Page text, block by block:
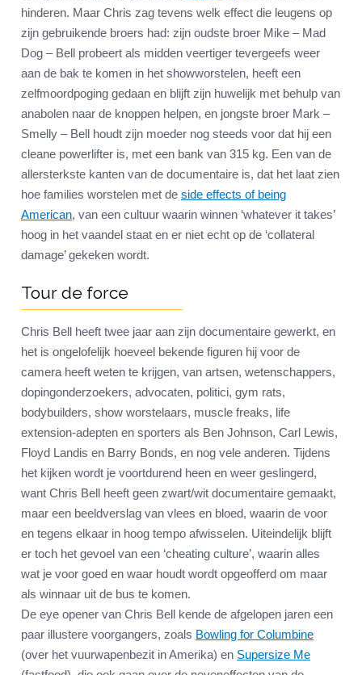
hinderen. Maar Chris zag tevens welk effect die leugens op
zijn gebruikende broers had: zijn oudste broer Mike – Mad
Dog – Bell probeert als midden veertiger tevergeefs weer
aan de bak te komen in het showworstelen, heeft een
zelfmoordpoging gedaan en blijft zijn huwelijk met behulp van
anabolen naar de knoppen helpen, en jongste broer Mark –
Smelly – Bell houdt zijn moeder nog steeds voor dat hij een
cleane powerlifter is, met een bank van 315 kg. Een van de
allersterkste kanten van de documentaire is, dat het laat zien
hoe families worstelen met de side effects of being
American, van een cultuur waarin winnen ‘whatever it takes’
hoog in het vaandel staat en er niet echt op de ‘collateral
damage’ gekeken wordt.
Tour de force
Chris Bell heeft twee jaar aan zijn documentaire gewerkt, en
het is ongelofelijk hoeveel bekende figuren hij voor de
camera heeft weten te krijgen, van artsen, wetenschappers,
dopingonderzoekers, advocaten, politici, gym rats,
bodybuilders, show worstelaars, muscle freaks, life
extension-adepten en sporters als Ben Johnson, Carl Lewis,
Floyd Landis en Barry Bonds, en nog vele anderen. Tijdens
het kijken wordt je voortdurend heen en weer geslingerd,
want Chris Bell heeft geen zwart/wit documentaire gemaakt,
maar een beeldverslag van vlees en bloed, waarin de voor
en tegens elkaar in hoog tempo afwisselen. Uiteindelijk blijft
er toch het gevoel van een ‘cheating culture’, waarin alles
wat je voor goed en waar houdt wordt opgeofferd om maar
als winnaar uit de bus te komen.
De eye opener van Chris Bell kende de afgelopen jaren een
paar illustere voorgangers, zoals Bowling for Columbine
(over het vuurwapenbezit in Amerika) en Supersize Me